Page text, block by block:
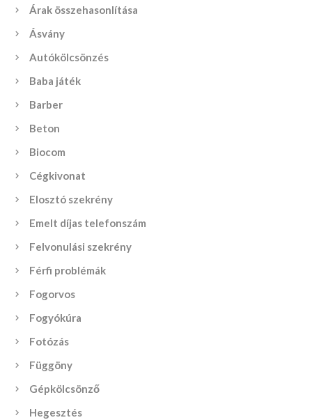
Árak összehasonlítása
Ásvány
Autókölcsönzés
Baba játék
Barber
Beton
Biocom
Cégkivonat
Elosztó szekrény
Emelt díjas telefonszám
Felvonulási szekrény
Férfi problémák
Fogorvos
Fogyókúra
Fotózás
Függöny
Gépkölcsönző
Hegesztés